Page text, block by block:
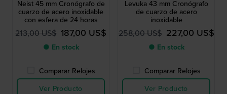
Neist 45 mm Cronógrafo de
cuarzo de acero inoxidable
con esfera de 24 horas
213,00 US$ 187,00 US$
● En stock
Comparar Relojes
Ver Producto
Levuka 43 mm Cronógrafo
de cuarzo de acero
inoxidable
258,00 US$ 227,00 US$
● En stock
Comparar Relojes
Ver Producto